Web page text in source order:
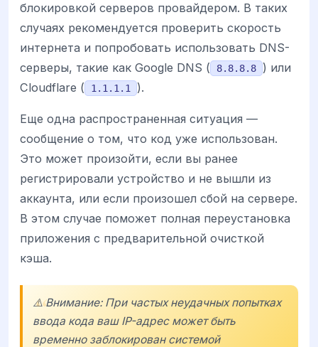
блокировкой серверов провайдером. В таких
случаях рекомендуется проверить скорость
интернета и попробовать использовать DNS-
серверы, такие как Google DNS (
8.8.8.8
) или
Cloudflare (
1.1.1.1 ).
Еще одна распространенная ситуация —
сообщение о том, что код уже использован.
Это может произойти, если вы ранее
регистрировали устройство и не вышли из
аккаунта, или если произошел сбой на сервере.
В этом случае поможет полная переустановка
приложения с предварительной очисткой
кэша.
⚠️ Внимание: При частых неудачных попытках
ввода кода ваш IP-адрес может быть
временно заблокирован системой